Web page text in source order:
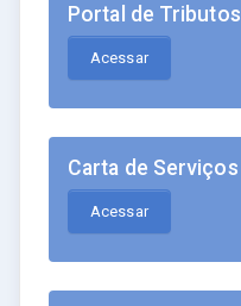
Portal de Tributos
Acessar
Carta de Serviços
Acessar